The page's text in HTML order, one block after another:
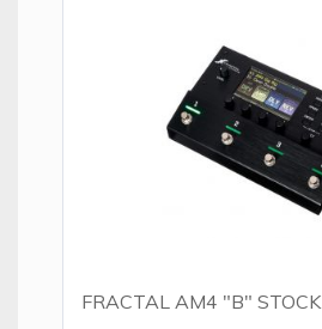
FRACTAL AM4 "B" STOCK